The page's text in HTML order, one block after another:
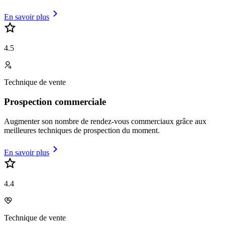
En savoir plus
4.5
Technique de vente
Prospection commerciale
Augmenter son nombre de rendez-vous commerciaux grâce aux
meilleures techniques de prospection du moment.
En savoir plus
4.4
Technique de vente